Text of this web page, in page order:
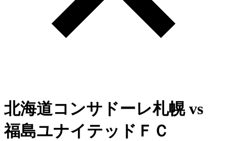
北海道コンサドーレ札幌vs
福島ユナイテッドＦＣ